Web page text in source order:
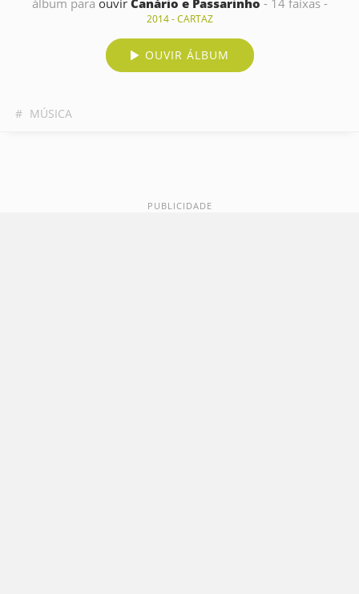
álbum para ouvir Canário e Passarinho - 14 faixas -
2014 - CARTAZ
OUVIR ÁLBUM
# MÚSICA